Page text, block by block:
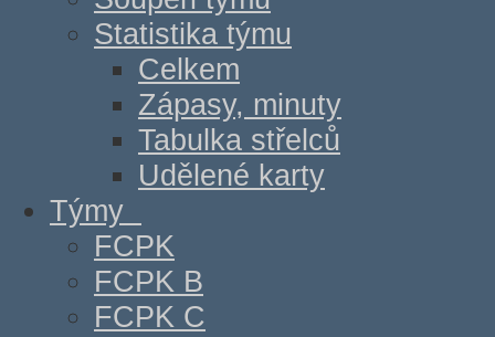
Statistika týmu
Celkem
Zápasy, minuty
Tabulka střelců
Udělené karty
Týmy
FCPK
FCPK B
FCPK C